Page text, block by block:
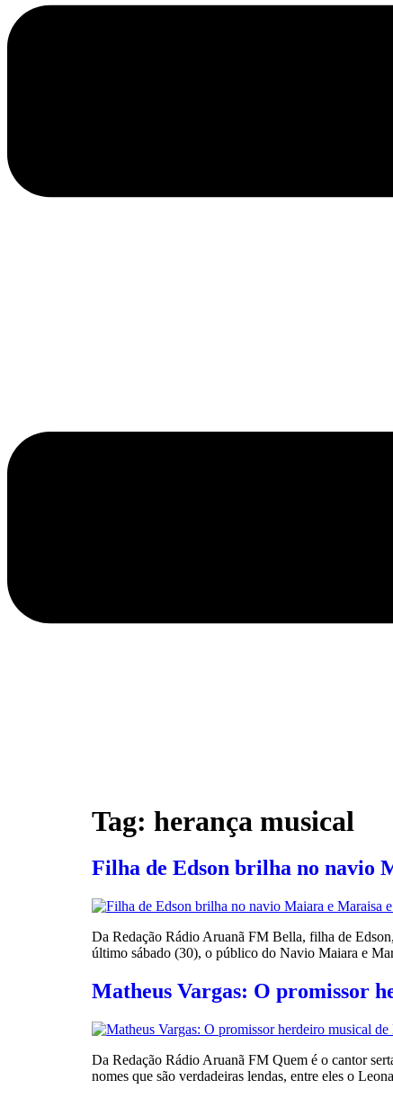
Tag: herança musical
Filha de Edson brilha no navio
Da Redação Rádio Aruanã FM Bella, filha de
último sábado (30), o público do Navio Maiara e
Matheus Vargas: O promissor
Da Redação Rádio Aruanã FM Quem é o cantor
nomes que são verdadeiras lendas, entre eles o